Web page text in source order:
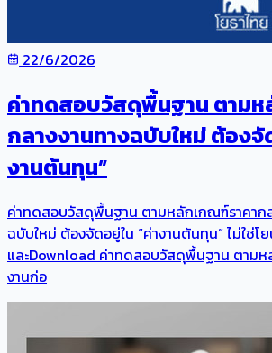
22/6/2026
ค่าทดสอบวัสดุพื้นฐาน ตามห
กลางงานทางฉบับใหม่ ต้องจั
งานต้นทุน”
ค่าทดสอบวัสดุพื้นฐาน ตามหลักเกณฑ์ราคาก
ฉบับใหม่ ต้องจัดอยู่ใน “ค่างานต้นทุน” ไม่ใช่โ
และDownload ค่าทดสอบวัสดุพื้นฐาน ตามห
งานก่อ